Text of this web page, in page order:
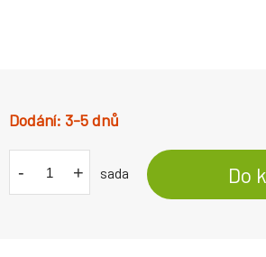
3-5 dnů
- + sada Do